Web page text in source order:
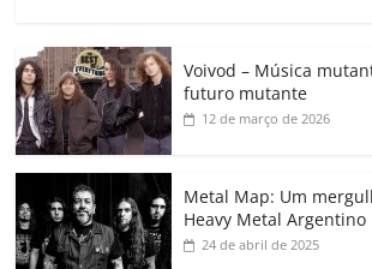
c
e
b
o
o
k
itt
er
ai at
s
A
p
k
e
dI
gl
e
a
ss
Voivod – Música
futuro mutante
12 de março de 2026
Metal Map: Um
Heavy Metal Argentino
24 de abril de 2025